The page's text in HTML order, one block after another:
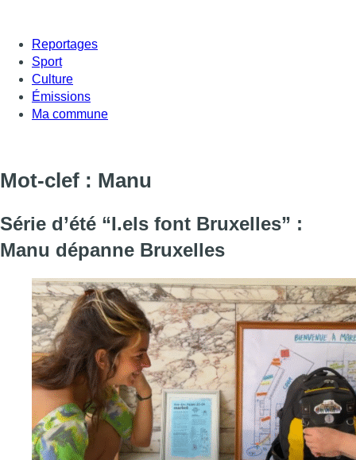
Reportages
Sport
Culture
Émissions
Ma commune
Mot-clef : Manu
Série d’été “I.els font Bruxelles” :
Manu dépanne Bruxelles